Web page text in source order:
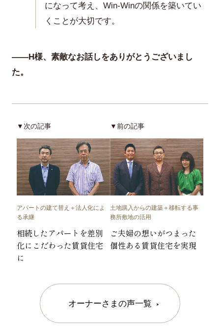
になって考え、Win-Winの関係を築いてい
くことが大切です。
——H様、素敵なお話しをありがとうございまし
た。
▼次の記事
アパートの建て替え＋法人化によ
る承継
相続したアパートを差別
化にこだわった賃貸住宅
に
▼前の記事
土地購入からの建築＋移転する事
務所敷地の活用
ご夫婦の想いがつまった
個性ある賃貸住宅を実現
オーナーさまの声一覧